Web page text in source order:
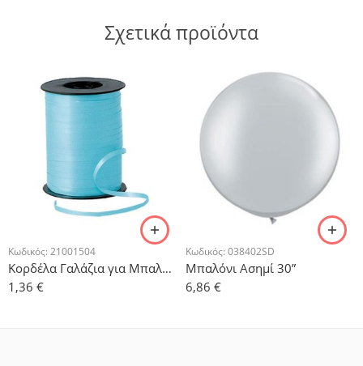
Σχετικά προϊόντα
Κωδικός: 21001504
Κορδέλα Γαλάζια για Μπαλόνια 500μ
1,36 €
Κωδικός: 038402SD
Μπαλόνι Ασημί 30”
6,86 €